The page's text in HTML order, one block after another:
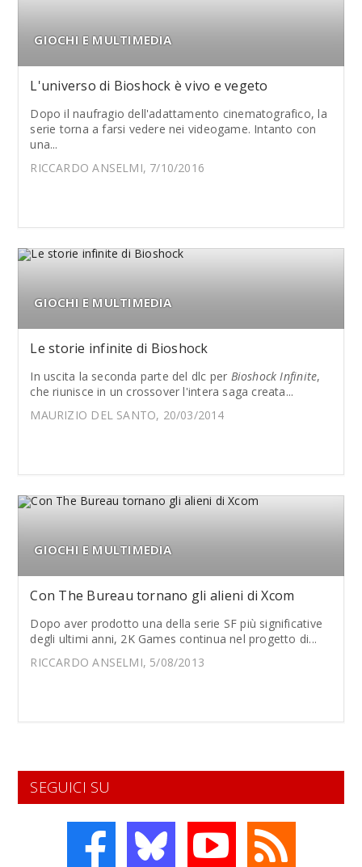
GIOCHI E MULTIMEDIA
L'universo di Bioshock è vivo e vegeto
Dopo il naufragio dell'adattamento cinematografico, la
serie torna a farsi vedere nei videogame. Intanto con
una...
RICCARDO ANSELMI, 7/10/2016
GIOCHI E MULTIMEDIA
Le storie infinite di Bioshock
In uscita la seconda parte del dlc per Bioshock Infinite,
che riunisce in un crossover l'intera saga creata...
MAURIZIO DEL SANTO, 20/03/2014
GIOCHI E MULTIMEDIA
Con The Bureau tornano gli alieni di Xcom
Dopo aver prodotto una della serie SF più significative
degli ultimi anni, 2K Games continua nel progetto di...
RICCARDO ANSELMI, 5/08/2013
SEGUICI SU